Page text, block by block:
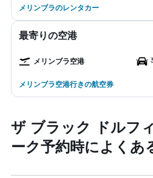
メリンブラのレンタカー
最寄りの空港
メリンブラ空港
メリンブラ空港行きの航空券
ザ ブラック ドルフ
ーク予約時によくあ